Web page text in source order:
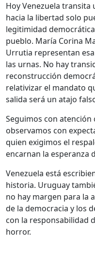
Hoy Venezuela transita
hacia la libertad solo
legitimidad
pueblo. María Corina
Urrutia representan
las urnas. No hay
reconstrucción
relativizar el mandato
salida será un atajo
Seguimos con
observamos con
quien exigimos el
encarnan la esperanza
Venezuela está
historia. Uruguay
no hay margen para la
de la democracia y los
con la responsabilidad
horror.